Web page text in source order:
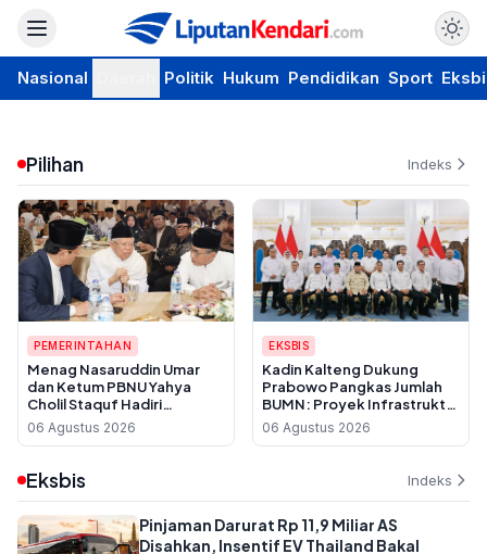
Nasional Politik Hukum Pendidikan Sport
Pilihan Indeks
PEMERINTAHAN
Menag Nasaruddin Umar
dan Ketum PBNU Yahya
Cholil Staquf Hadiri
Peluncuran Buku Pemikiran
KH Ma'ruf Amin Jelang
06 Agustus 2026
EKSBIS
Kadin Kalteng Dukung
Prabowo Pangkas Jumlah
BUMN: Proyek Infrastruktur
Sering Disubkon, UMKM
Daerah Jadi Korban
06 Agustus 2026
Eksbis Indeks
Pinjaman Darurat Rp 11,9 Miliar AS
Disahkan, Insentif EV Thailand Bakal